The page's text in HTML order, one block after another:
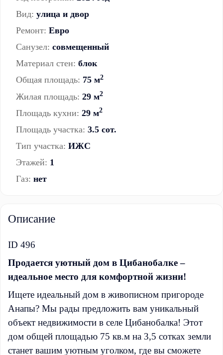
Вид: улица и двор
Ремонт: Евро
Санузел: совмещенный
Материал стен: блок
Общая площадь: 75 м2
Жилая площадь: 29 м2
Площадь кухни: 29 м2
Площадь участка: 3.5 сот.
Тип участка: ИЖС
Этажей: 1
Газ: нет
Описание
ID 496
Продается уютный дом в Цибанобалке –
идеальное место для комфортной жизни!
Ищете идеальный дом в живописном пригороде
Анапы? Мы рады предложить вам уникальный
объект недвижимости в селе Цибанобалка! Этот
дом общей площадью 75 кв.м на 3,5 сотках земли
станет вашим уютным уголком, где вы сможете